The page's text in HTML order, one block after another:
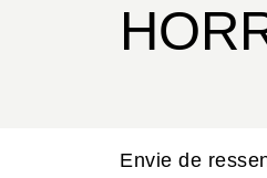
Envie de